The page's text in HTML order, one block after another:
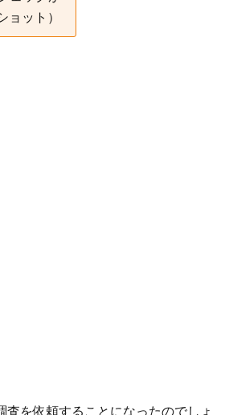
ット）
を依頼することになったのでしょ